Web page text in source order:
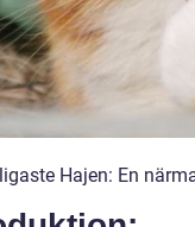
Hajen: En